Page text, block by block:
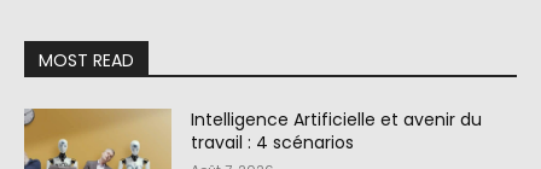
MOST READ
Intelligence Artificielle et avenir du
travail : 4 scénarios